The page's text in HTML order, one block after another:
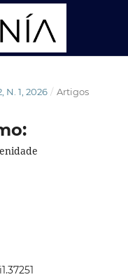
N. 1, 2026 / Artigos